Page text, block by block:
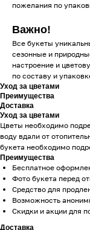
пожелания по
Важно!
Все букеты
сезонные и
настроение и
по составу и
Уход за цветами
Преимущества
Доставка
Уход за цветами
Цветы необходимо
воду вдали от
букета необходимо
Преимущества
Бесплатное
Фото букета перед
Средство для
Возможность
Скидки и акции для
Доставка